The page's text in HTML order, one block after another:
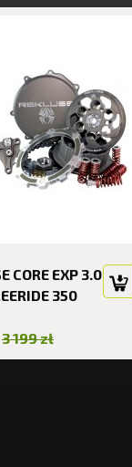
CORE EXP 3.0
350
3 199 zł